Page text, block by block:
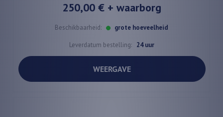
250,00 €+ waarborg
Beschikbaarheid: grote hoeveelheid
Leverdatum bestelling: 24 uur
WEERGAVE